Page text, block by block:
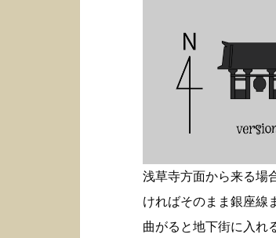
浅草寺方面から来る場
ければそのまま銀座線
曲がると地下街に入れ